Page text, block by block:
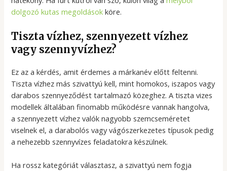
dolgozó kutas megoldások köre.
Tiszta vízhez, szennyezett vízhez
vagy szennyvízhez?
Ez az a kérdés, amit érdemes a márkanév előtt feltenni.
Tiszta vízhez más szivattyú kell, mint homokos, iszapos vagy
darabos szennyeződést tartalmazó közeghez. A tiszta vizes
modellek általában finomabb működésre vannak hangolva,
a szennyezett vízhez valók nagyobb szemcseméretet
viselnek el, a darabolós vagy vágószerkezetes típusok pedig
a nehezebb szennyvízes feladatokra készülnek.
Ha rossz kategóriát választasz, a szivattyú nem fogja